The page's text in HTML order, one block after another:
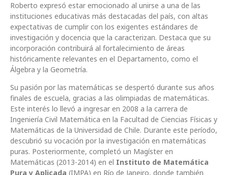
Roberto expresó estar emocionado al unirse a una de las
instituciones educativas más destacadas del país, con altas
expectativas de cumplir con los exigentes estándares de
investigación y docencia que la caracterizan. Destaca que su
incorporación contribuirá al fortalecimiento de áreas
históricamente relevantes en el Departamento, como el
Álgebra y la Geometría.
Su pasión por las matemáticas se despertó durante sus años
finales de escuela, gracias a las olimpiadas de matemáticas.
Este interés lo llevó a ingresar en 2008 a la carrera de
Ingeniería Civil Matemática en la Facultad de Ciencias Físicas y
Matemáticas de la Universidad de Chile. Durante este período,
descubrió su vocación por la investigación en matemáticas
puras. Posteriormente, completó un Magíster en
Matemáticas (2013-2014) en el Instituto de Matemática
Pura y Aplicada (IMPA) en Río de Janeiro, donde también